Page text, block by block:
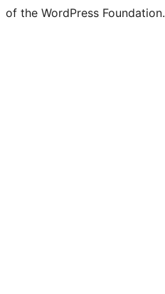
of the WordPress Foundation.